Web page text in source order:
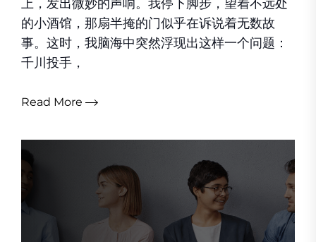
上，发出微妙的声响。我停下脚步，望着不远处
的小酒馆，那扇半掩的门似乎在诉说着无数故
事。这时，我脑海中突然浮现出这样一个问题：
千川投手，
Read More